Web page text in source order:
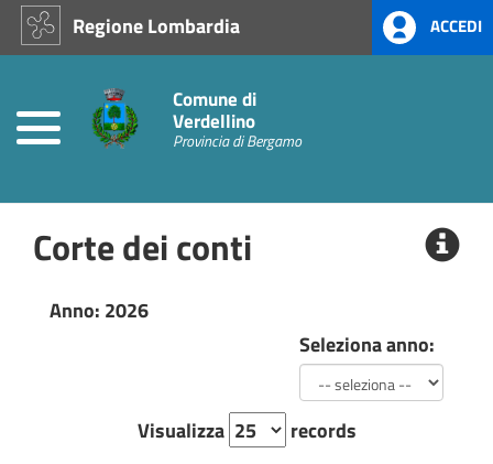
Regione Lombardia ACCEDI
Comune di
Verdellino
Provincia di Bergamo
Home
Prevenzione
alla
Corruzione
Consigli
Comunali
Amministrazione
Autocertificazione
Corte dei conti
Anno: 2026
Seleziona anno:
Visualizza
records